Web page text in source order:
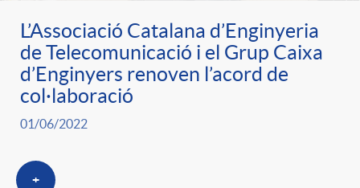
L’Associació Catalana d’Enginyeria
de Telecomunicació i el Grup Caixa
d’Enginyers renoven l’acord de
col·laboració
01/06/2022
+